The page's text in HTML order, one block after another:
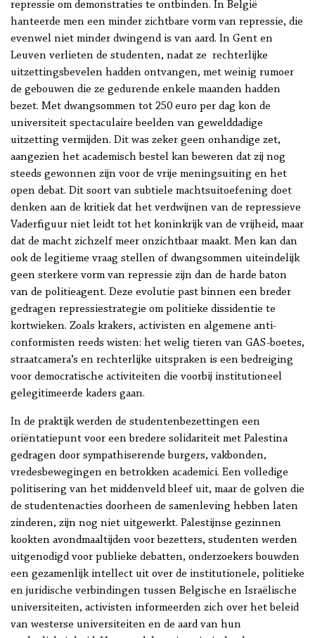
repressie om demonstraties te ontbinden. In België
hanteerde men een minder zichtbare vorm van repressie, die
evenwel niet minder dwingend is van aard. In Gent en
Leuven verlieten de studenten, nadat ze rechterlijke
uitzettingsbevelen hadden ontvangen, met weinig rumoer
de gebouwen die ze gedurende enkele maanden hadden
bezet. Met dwangsommen tot 250 euro per dag kon de
universiteit spectaculaire beelden van gewelddadige
uitzetting vermijden. Dit was zeker geen onhandige zet,
aangezien het academisch bestel kan beweren dat zij nog
steeds gewonnen zijn voor de vrije meningsuiting en het
open debat. Dit soort van subtiele machtsuitoefening doet
denken aan de kritiek dat het verdwijnen van de repressieve
Vaderfiguur niet leidt tot het koninkrijk van de vrijheid, maar
dat de macht zichzelf meer onzichtbaar maakt. Men kan dan
ook de legitieme vraag stellen of dwangsommen uiteindelijk
geen sterkere vorm van repressie zijn dan de harde baton
van de politieagent. Deze evolutie past binnen een breder
gedragen repressiestrategie om politieke dissidentie te
kortwieken. Zoals krakers, activisten en algemene anti-
conformisten reeds wisten: het welig tieren van GAS-boetes,
straatcamera’s en rechterlijke uitspraken is een bedreiging
voor democratische activiteiten die voorbij institutioneel
gelegitimeerde kaders gaan.
In de praktijk werden de studentenbezettingen een
oriëntatiepunt voor een bredere solidariteit met Palestina
gedragen door sympathiserende burgers, vakbonden,
vredesbewegingen en betrokken academici. Een volledige
politisering van het middenveld bleef uit, maar de golven die
de studentenacties doorheen de samenleving hebben laten
zinderen, zijn nog niet uitgewerkt. Palestijnse gezinnen
kookten avondmaaltijden voor bezetters, studenten werden
uitgenodigd voor publieke debatten, onderzoekers bouwden
een gezamenlijk intellect uit over de institutionele, politieke
en juridische verbindingen tussen Belgische en Israëlische
universiteiten, activisten informeerden zich over het beleid
van westerse universiteiten en de aard van hun